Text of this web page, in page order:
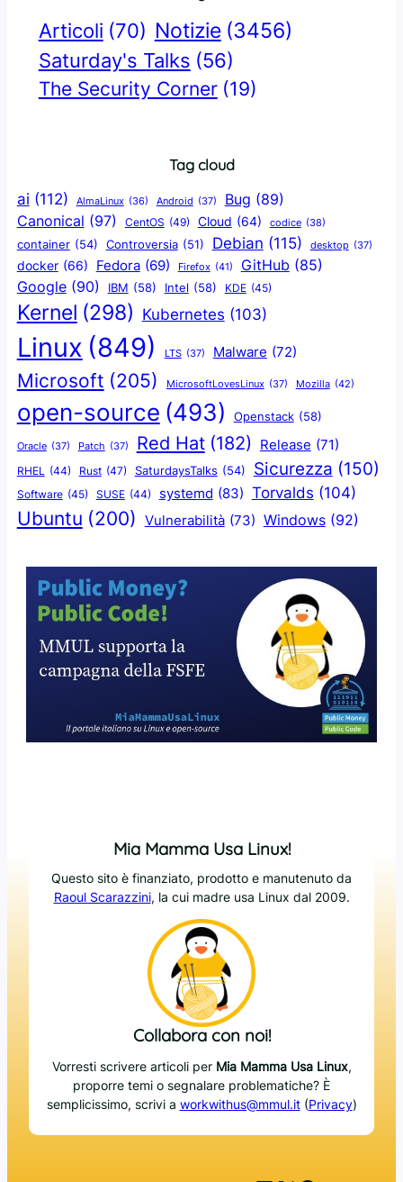
Articoli (70) Notizie (3456)
Saturday's Talks (56)
The Security Corner (19)
Tag cloud
ai (112) AlmaLinux (36) Android (37) Bug (89)
Canonical (97) CentOS (49) Cloud (64) codice (38)
container (54) Controversia (51) Debian (115) desktop (37)
docker (66) Fedora (69) Firefox (41) GitHub (85)
Google (90) IBM (58) Intel (58) KDE (45)
Kernel (298) Kubernetes (103)
Linux (849) LTS (37) Malware (72)
Microsoft (205) MicrosoftLovesLinux (37) Mozilla (42)
open-source (493) Openstack (58)
Oracle (37) Patch (37) Red Hat (182) Release (71)
RHEL (44) Rust (47) SaturdaysTalks (54) Sicurezza (150)
Software (45) SUSE (44) systemd (83) Torvalds (104)
Ubuntu (200) Vulnerabilità (73) Windows (92)
Mia Mamma Usa Linux!
Questo sito è finanziato, prodotto e manutenuto da
Raoul Scarazzini, la cui madre usa Linux dal 2009.
Collabora con noi!
Vorresti scrivere articoli per Mia Mamma Usa Linux,
proporre temi o segnalare problematiche? È
semplicissimo, scrivi a workwithus@mmul.it(Privacy)